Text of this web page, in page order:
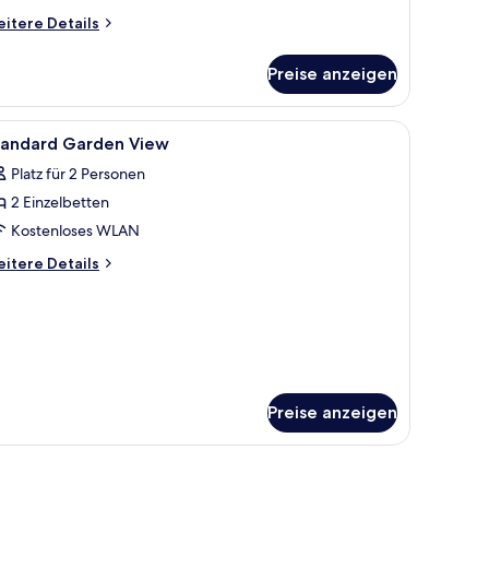
Details
Preise anzeigen
kleinen Nachttisch.
Zimmer, Bügeleisen/Bügelbrett Zimmersafe, Schreibtisch, schallisolierte
5 Garden View
Platz für 2 Personen
2 Einzelbetten
Kostenloses WLAN
Details
Preise anzeigen